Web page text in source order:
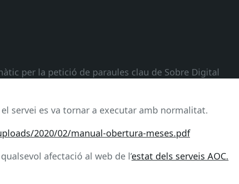
per la petició de paraules clau de Sobre Digital
servei es va tornar a executar amb normalitat.
2020/02/manual-obertura-meses.pdf
afectació al web de l’estat dels serveis AOC.